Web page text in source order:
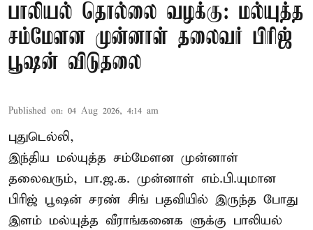
பாலியல் தொல்லை வழக்கு: மல்யுத்த
சம்மேளன முன்னாள் தலைவர் பிரிஜ்
பூஷன் விடுதலை
Published on: 04 Aug 2026, 4:14 am
புதுடெல்லி,
இந்திய மல்யுத்த சம்மேளன முன்னாள்
தலைவரும், பா.ஜ.க. முன்னாள் எம்.பி.யுமான
பிரிஜ் பூஷன் சரண் சிங் பதவியில் இருந்த போது
இளம் மல்யுத்த வீராங்கனைக ளுக்கு பாலியல்